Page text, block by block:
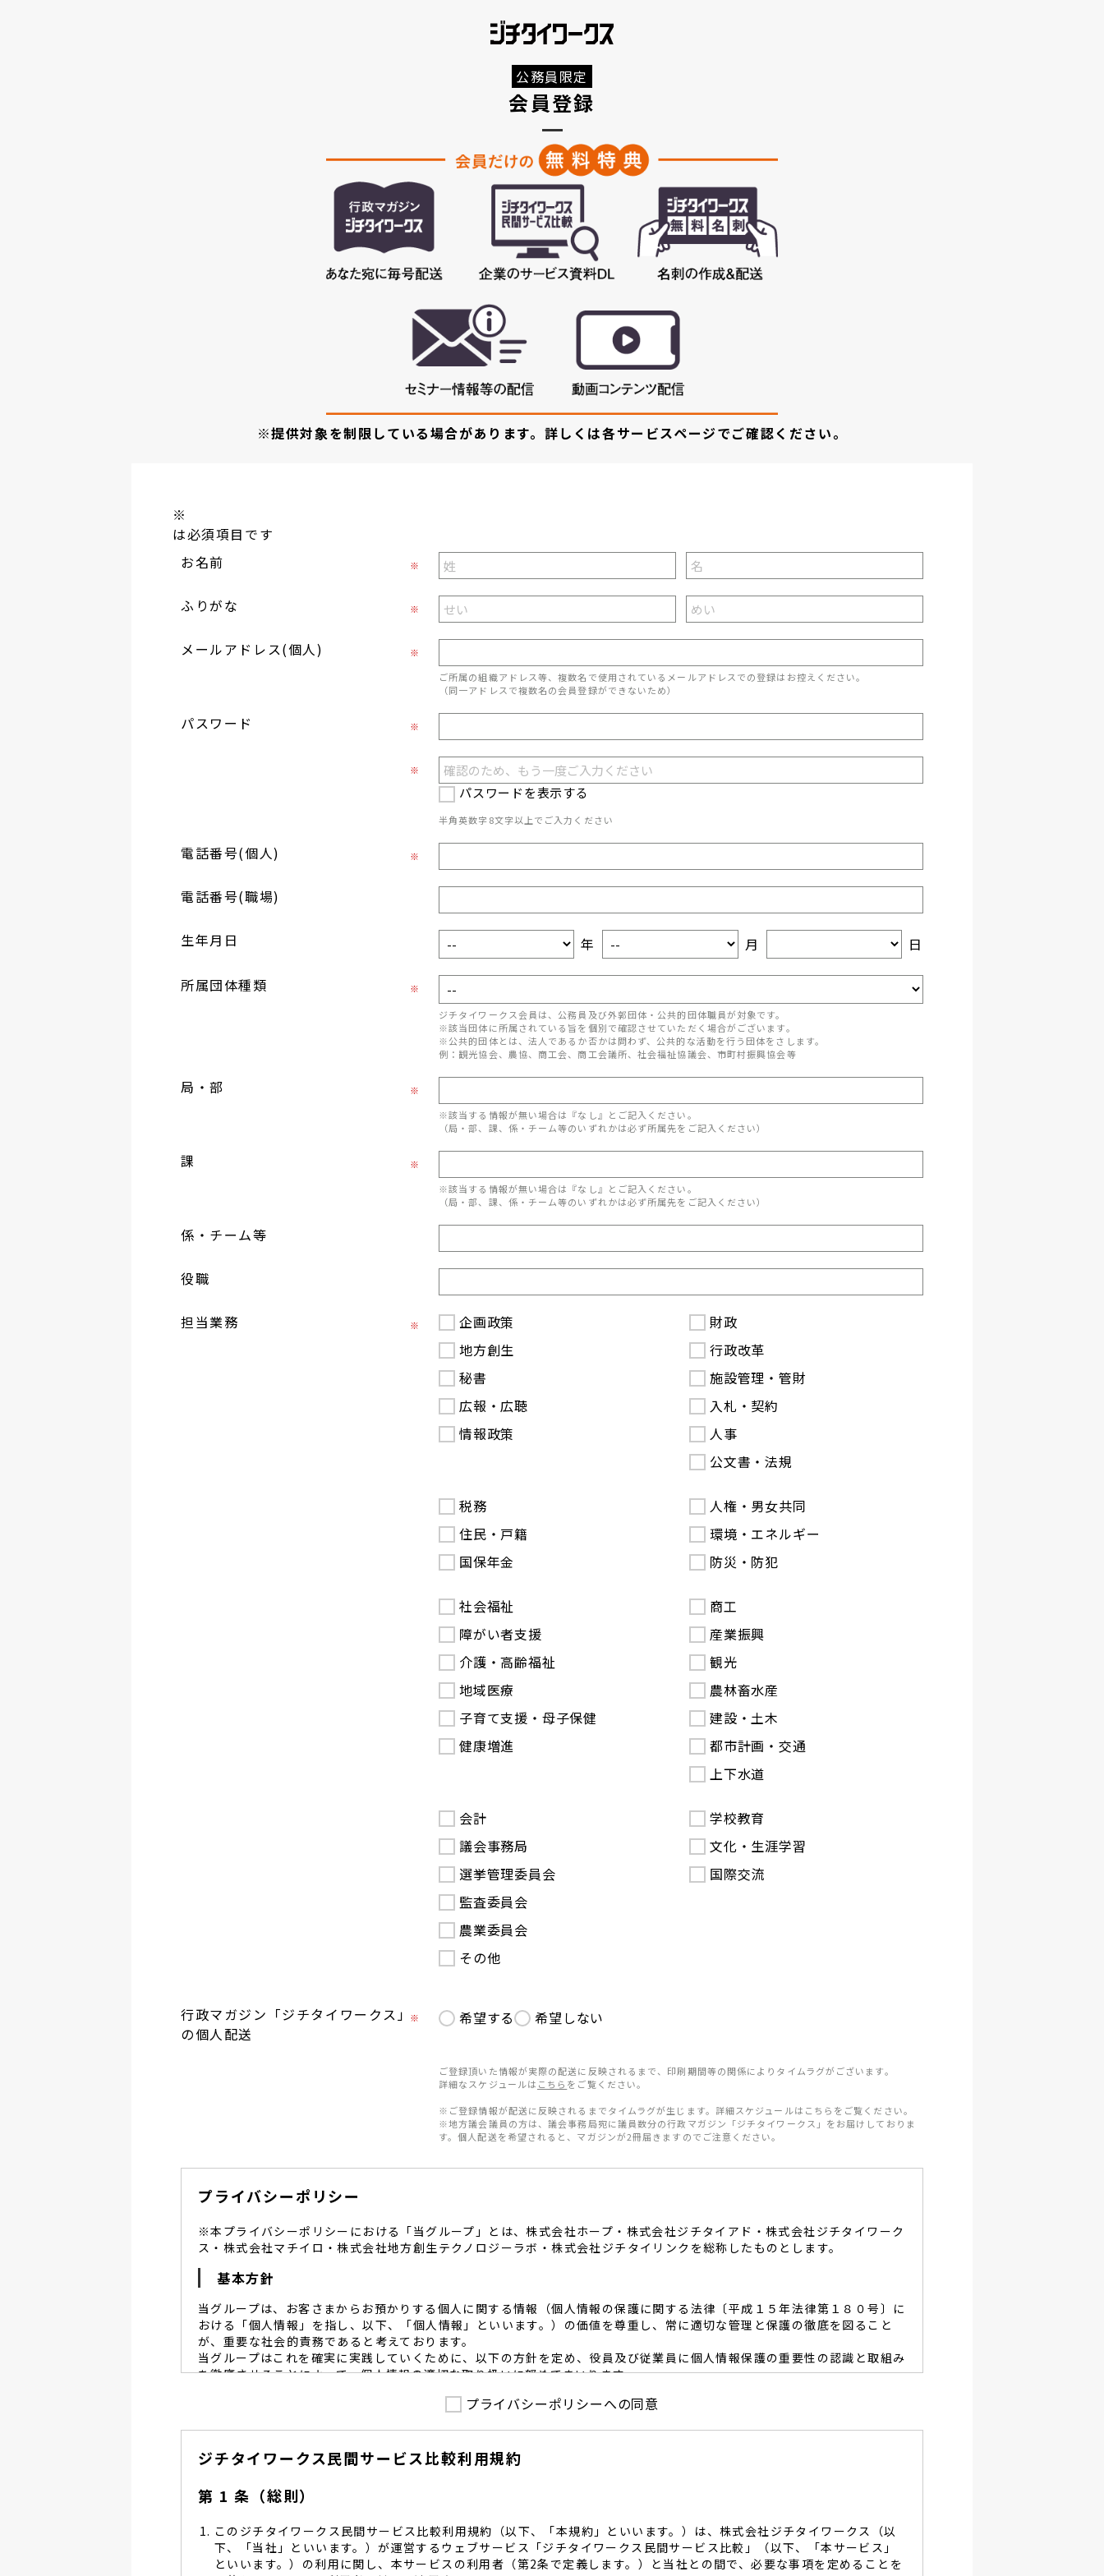
公務員限定
会員登録
※提供対象を制限している場合があります。詳しくは各サービスページでご確認ください。
※
は必須項目です
お名前
※
ふりがな ※
メールアドレス(個人)
※
ご所属の組織アドレス等、複数名で使用されているメールアドレスでの登録はお控えください。
（同一アドレスで複数名の会員登録ができないため）
パスワード ※
※
パスワードを表示する
半角英数字8文字以上でご入力ください
電話番号(個人) ※
電話番号(職場)
生年月日 年 月 日
所属団体種類
※
ジチタイワークス会員は、公務員及び外郭団体・公共的団体職員が対象です。
※該当団体に所属されている旨を個別で確認させていただく場合がございます。
※公共的団体とは、法人であるか否かは問わず、公共的な活動を行う団体をさします。
例：観光協会、農協、商工会、商工会議所、社会福祉協議会、市町村振興協会等
局・部
※
※該当する情報が無い場合は『なし』とご記入ください。
（局・部、課、係・チーム等のいずれかは必ず所属先をご記入ください）
課
※
※該当する情報が無い場合は『なし』とご記入ください。
（局・部、課、係・チーム等のいずれかは必ず所属先をご記入ください）
係・チーム等
役職
担当業務 ※
企画政策
地方創生
秘書
広報・広聴
情報政策
財政
行政改革
施設管理・管財
入札・契約
人事
公文書・法規
税務
住民・戸籍
国保年金
人権・男女共同
環境・エネルギー
防災・防犯
社会福祉
障がい者支援
介護・高齢福祉
地域医療
子育て支援・母子保健
健康増進
商工
産業振興
観光
農林畜水産
建設・土木
都市計画・交通
上下水道
会計
議会事務局
選挙管理委員会
監査委員会
農業委員会
その他
学校教育
文化・生涯学習
国際交流
行政マガジン「ジチタイワークス」
の個人配送
※ 希望する 希望しない
ご登録頂いた情報が実際の配送に反映されるまで、印刷期間等の関係によりタイムラグがございます。
詳細なスケジュールは こちら をご覧ください。
※ご登録情報が配送に反映されるまでタイムラグが生じます。詳細スケジュールはこちらをご覧ください。
※地方議会議員の方は、議会事務局宛に議員数分の行政マガジン「ジチタイワークス」をお届けしておりま
す。個人配送を希望されると、マガジンが2冊届きますのでご注意ください。
プライバシーポリシー
※本プライバシーポリシーにおける「当グループ」とは、株式会社ホープ・株式会社ジチタイアド・株式会社ジチタイワーク
ス・株式会社マチイロ・株式会社地方創生テクノロジーラボ・株式会社ジチタイリンクを総称したものとします。
基本方針
当グループは、お客さまからお預かりする個人に関する情報（個人情報の保護に関する法律〔平成１５年法律第１８０号〕に
おける「個人情報」を指し、以下、「個人情報」といいます。）の価値を尊重し、常に適切な管理と保護の徹底を図ること
が、重要な社会的責務であると考えております。
当グループはこれを確実に実践していくために、以下の方針を定め、役員及び従業員に個人情報保護の重要性の認識と取組み
を徹底させることによって、個人情報の適切な取り扱いに努めてまいります。
当グループは、個人情報保護に係る法令その他の規範を遵守するとともに、本ポリシーの内容を適宜見直し、その改善と
個人情報保護に努めます。
し、同意を得た必要な範囲内で適切な取得、利用目的の範囲内で利用を致します。
管理を求め、委託先を監督致します。
当グループは、お預かりする個人情報を正確かつ安全に保つとともに、不正アクセス・紛失・破壊・改竄・漏洩等に対す
る予防並びに是正の為、社内規程を整備し、必要かつ適切な措置を講じます。
当グループは、個人情報保護に関する社内のマネジメントシステムを定め、組織体制を整備し、役員及び従業員に徹底致
します。
プライバシーポリシーへの同意
ジチタイワークス民間サービス比較利用規約
第 1 条（総則）
このジチタイワークス民間サービス比較利用規約（以下、「本規約」といいます。）は、株式会社ジチタイワークス（以
下、「当社」といいます。）が運営するウェブサービス「ジチタイワークス民間サービス比較」（以下、「本サービス」
といいます。）の利用に関し、本サービスの利用者（第2条で定義します。）と当社との間で、必要な事項を定めることを